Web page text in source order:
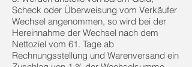
Scheck oder Überweisung vom Verkäufer
Wechsel angenommen, so wird bei der
Hereinnahme der Wechsel nach dem
Nettoziel vom 61. Tage ab
Rechnungsstellung und Warenversand ein